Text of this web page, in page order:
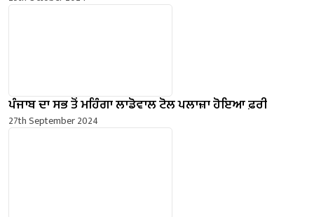
ਪੰਜਾਬ ਦਾ ਸਭ ਤੋਂ ਮਹਿੰਗਾ ਲਾਡੋਵਾਲ ਟੋਲ ਪਲਾਜ਼ਾ ਹੋਇਆ ਫ਼ਰੀ
27th September 2024